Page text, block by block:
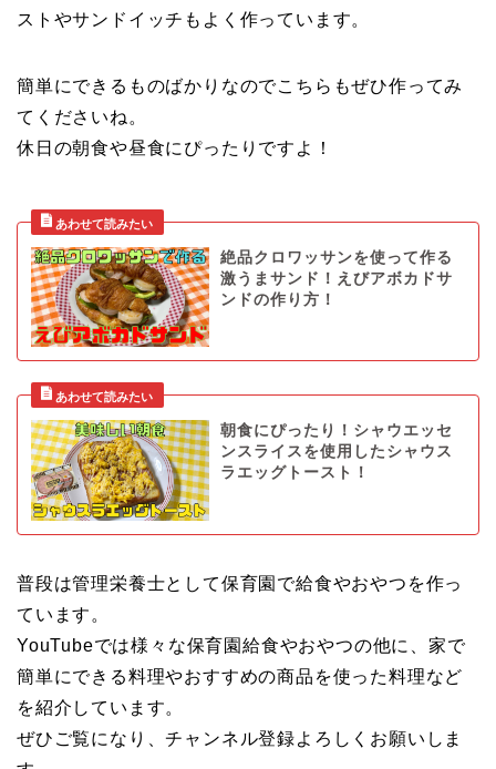
ストやサンドイッチもよく作っています。
簡単にできるものばかりなのでこちらもぜひ作ってみ
てくださいね。
休日の朝食や昼食にぴったりですよ！
絶品クロワッサンを使って作る
激うまサンド！えびアボカドサ
ンドの作り方！
朝食にぴったり！シャウエッセ
ンスライスを使用したシャウス
ラエッグトースト！
普段は管理栄養士として保育園で給食やおやつを作っ
ています。
YouTubeでは様々な保育園給食やおやつの他に、家で
簡単にできる料理やおすすめの商品を使った料理など
を紹介しています。
ぜひご覧になり、チャンネル登録よろしくお願いしま